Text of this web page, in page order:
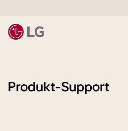
Produkt-Support